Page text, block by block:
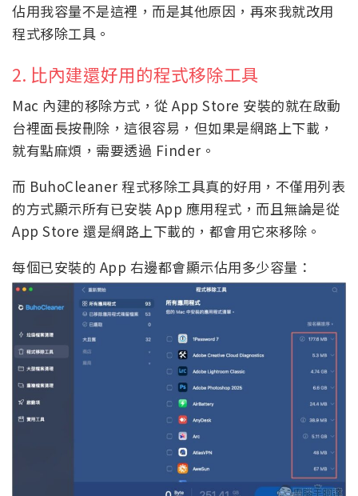
佔用我容量不是這裡，而是其他原因，再來我就改用
程式移除工具。
2. 比內建還好用的程式移除工具
Mac 內建的移除方式，從 App Store 安裝的就在啟動
台裡面長按刪除，這很容易，但如果是網路上下載，
就有點麻煩，需要透過 Finder。
而 BuhoCleaner 程式移除工具真的好用，不僅用列表
的方式顯示所有已安裝 App 應用程式，而且無論是從
App Store 還是網路上下載的，都會用它來移除。
每個已安裝的 App 右邊都會顯示佔用多少容量：